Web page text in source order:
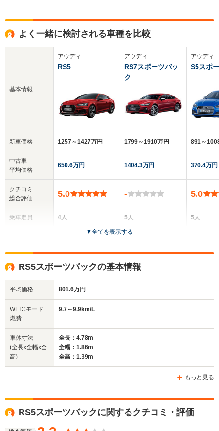
よく一緒に検討される車種を比較
基本情報
新車価格
中古車
平均価格
クチコミ
総合評価
乗車定員
サイズ
(全長x全幅x全高)
WLTCモード
燃費
アウディ
RS5
1257～1427万円
650.6万円
5.0
4人
全高
1.37m
全幅
1.86m
└市街地:6.7～
アウディ
RS7スポーツバッ
ク
1799～1910万円
1404.3万円
-
5人
5ドア
7.6km/L
└市街地:5.0km/L
アウディ
S5スポ
891～
370.4万円
5.0
5人
7.5km/L
▼全てを表示する
RS5スポーツバックの基本情報
平均価格 801.6万円
WLTCモード
燃費
9.7～9.9km/L
車体寸法
(全長x全幅x全
高)
全長：4.78m
全幅：1.86m
全高：1.39m
もっと見る
RS5スポーツバックに関するクチコミ・評価